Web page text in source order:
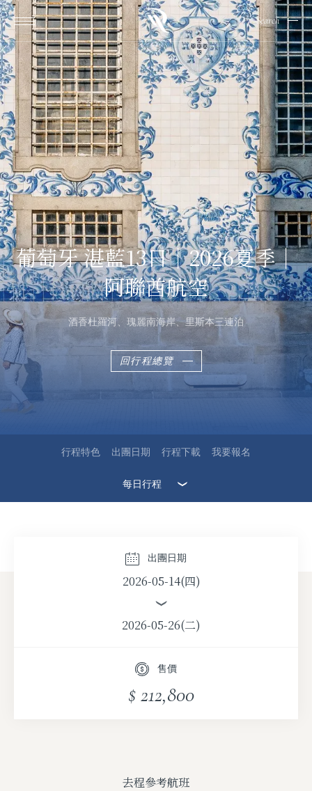
Search
葡萄牙 湛藍13日｜2026夏季｜
阿聯酋航空
酒香杜羅河、瑰麗南海岸、里斯本三連泊
回行程總覽
行程特色 出團日期 行程下載 我要報名
每日行程
出團日期
2026-05-14(四)
2026-05-26(二)
售價
$ 212,800
去程參考航班